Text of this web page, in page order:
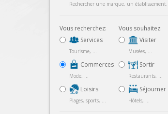
Rechercher une marque, un
Vous recherchez:
Services
Tourisme, ...
Commerces
Mode, ...
Loisirs
Plages, sports, ...
Vous souhaitez:
Visiter
Musées, ...
Sortir
Restaurants, ...
Séjourner
Hôtels, ...